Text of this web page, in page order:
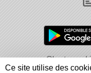
Charte
Informations légales
Ce site utilise des